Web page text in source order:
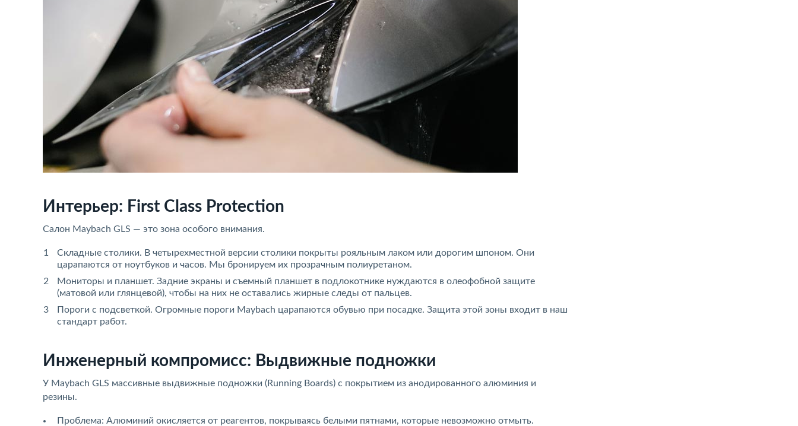
Интерьер: First Class Protection
Салон Maybach GLS — это зона особого внимания.
Складные столики. В четырехместной версии столики покрыты рояльным лаком или дорогим шпоном. Они
царапаются от ноутбуков и часов. Мы бронируем их прозрачным полиуретаном.
Мониторы и планшет. Задние экраны и съемный планшет в подлокотнике нуждаются в олеофобной защите
(матовой или глянцевой), чтобы на них не оставались жирные следы от пальцев.
Пороги с подсветкой. Огромные пороги Maybach царапаются обувью при посадке. Защита этой зоны входит в наш
стандарт работ.
Инженерный компромисс: Выдвижные подножки
У Maybach GLS массивные выдвижные подножки (Running Boards) с покрытием из анодированного алюминия и
резины.
Проблема: Алюминий окисляется от реагентов, покрываясь белыми пятнами, которые невозможно отмыть.